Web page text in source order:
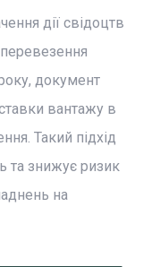
дії свідоцтв
перевезення
документ
вантажу в
Такий підхід
та знижує ризик
на